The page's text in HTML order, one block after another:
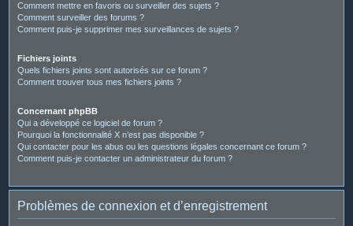
Comment mettre en favoris ou surveiller des sujets ?
Comment surveiller des forums ?
Comment puis-je supprimer mes surveillances de sujets ?
Fichiers joints
Quels fichiers joints sont autorisés sur ce forum ?
Comment trouver tous mes fichiers joints ?
Concernant phpBB
Qui a développé ce logiciel de forum ?
Pourquoi la fonctionnalité X n’est pas disponible ?
Qui contacter pour les abus ou les questions légales concernant ce forum ?
Comment puis-je contacter un administrateur du forum ?
Problèmes de connexion et d’enregistrement